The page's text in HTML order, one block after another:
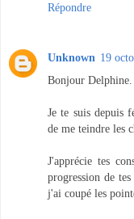
Répondre
Unknown 19
Bonjour Delphine.
Je te suis depuis
de me teindre les
J'apprécie tes
progression de
j'ai coupé les